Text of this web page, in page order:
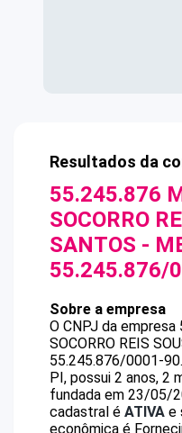
Resultados da
55.245.876
SOCORRO
SANTOS -
55.245.876/
Sobre a empresa
O CNPJ da empresa
SOCORRO REIS
55.245.876/0001-90.
PI, possui 2 anos, 2
fundada em 23/05/
cadastral é ATIVA e
econômica é